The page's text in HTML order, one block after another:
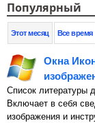
Популярный
Этот месяц Все время
Окна
Список литературы
Включает в себя
изображения и